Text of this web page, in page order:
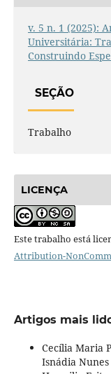
v. 5 n. 1 (2025):
Universitária:
Construindo
SEÇÃO
Trabalho
LICENÇA
Este trabalho está
Attribution-
Artigos mais
Cecília Maria
Isnádia